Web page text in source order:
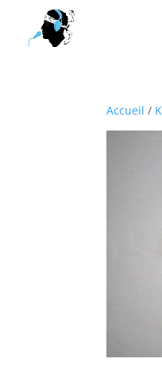
Accueil /